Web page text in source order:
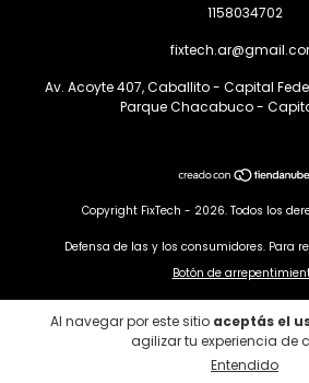
Al navegar por este sitio aceptás el
agilizar tu experiencia de
Entendido
1158034702
Av. Acoyte 407, Caballito - Capital
Parque Chacabuco -
Copyright FixTech - 2026. Todos los
Defensa de las y los consumidores. Para
Botón de